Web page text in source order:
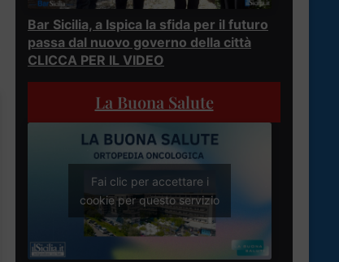
Bar Sicilia, a Ispica la sfida per il futuro
passa dal nuovo governo della città
CLICCA PER IL VIDEO
La Buona Salute
Fai clic per accettare i
cookie per questo servizio